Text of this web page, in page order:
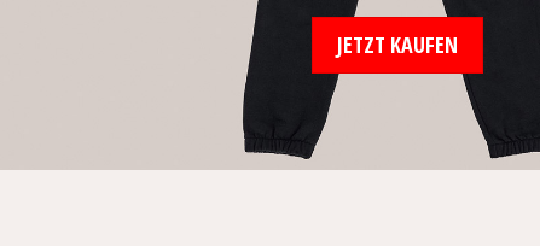
JETZT KAUFEN